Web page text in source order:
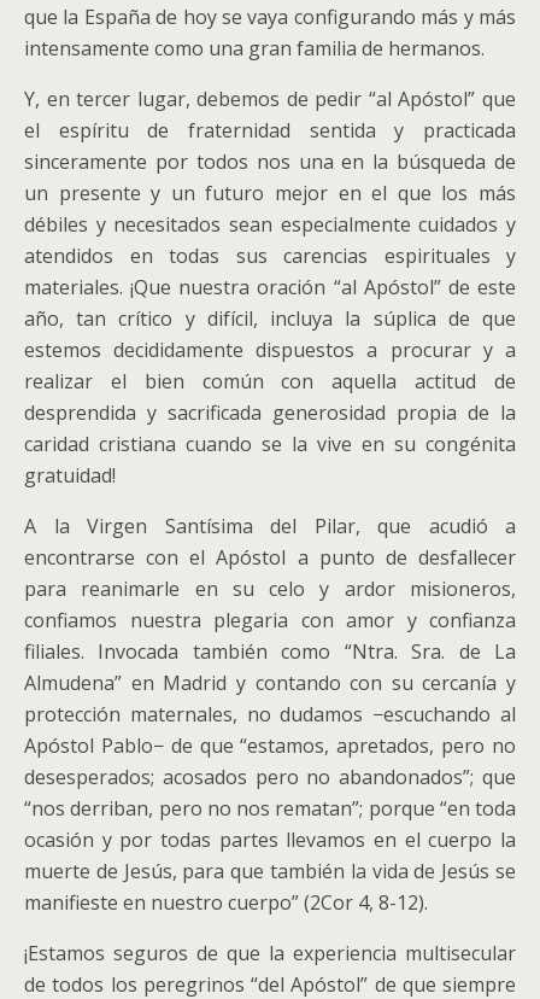
que la España de hoy se vaya configurando más y más
intensamente como una gran familia de hermanos.
Y, en tercer lugar, debemos de pedir “al Apóstol” que
el espíritu de fraternidad sentida y practicada
sinceramente por todos nos una en la búsqueda de
un presente y un futuro mejor en el que los más
débiles y necesitados sean especialmente cuidados y
atendidos en todas sus carencias espirituales y
materiales. ¡Que nuestra oración “al Apóstol” de este
año, tan crítico y difícil, incluya la súplica de que
estemos decididamente dispuestos a procurar y a
realizar el bien común con aquella actitud de
desprendida y sacrificada generosidad propia de la
caridad cristiana cuando se la vive en su congénita
gratuidad!
A la Virgen Santísima del Pilar, que acudió a
encontrarse con el Apóstol a punto de desfallecer
para reanimarle en su celo y ardor misioneros,
confiamos nuestra plegaria con amor y confianza
filiales. Invocada también como “Ntra. Sra. de La
Almudena” en Madrid y contando con su cercanía y
protección maternales, no dudamos −escuchando al
Apóstol Pablo− de que “estamos, apretados, pero no
desesperados; acosados pero no abandonados”; que
“nos derriban, pero no nos rematan”; porque “en toda
ocasión y por todas partes llevamos en el cuerpo la
muerte de Jesús, para que también la vida de Jesús se
manifieste en nuestro cuerpo” (2Cor 4, 8-12).
¡Estamos seguros de que la experiencia multisecular
de todos los peregrinos “del Apóstol” de que siempre